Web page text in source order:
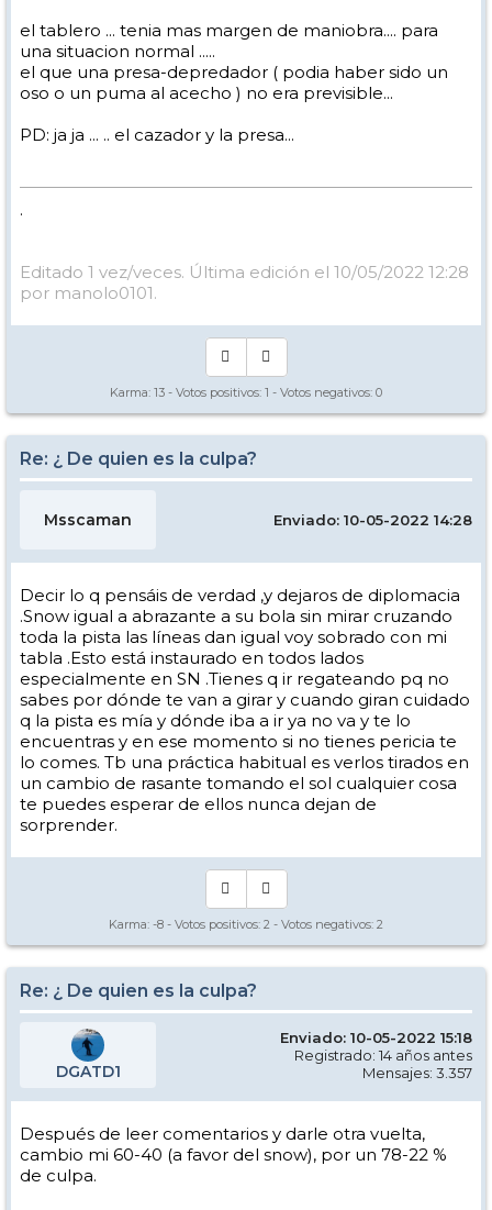
el tablero ... tenia mas margen de maniobra.... para
una situacion normal .....
el que una presa-depredador ( podia haber sido un
oso o un puma al acecho ) no era previsible...
PD: ja ja ... .. el cazador y la presa...
.
Editado 1 vez/veces. Última edición el 10/05/2022 12:28
por manolo0101.
Karma: 13 - Votos positivos: 1 - Votos negativos: 0
Re: ¿ De quien es la culpa?
Msscaman Enviado: 10-05-2022 14:28
Decir lo q pensáis de verdad ,y dejaros de diplomacia
.Snow igual a abrazante a su bola sin mirar cruzando
toda la pista las líneas dan igual voy sobrado con mi
tabla .Esto está instaurado en todos lados
especialmente en SN .Tienes q ir regateando pq no
sabes por dónde te van a girar y cuando giran cuidado
q la pista es mía y dónde iba a ir ya no va y te lo
encuentras y en ese momento si no tienes pericia te
lo comes. Tb una práctica habitual es verlos tirados en
un cambio de rasante tomando el sol cualquier cosa
te puedes esperar de ellos nunca dejan de
sorprender.
Karma: -8 - Votos positivos: 2 - Votos negativos: 2
Re: ¿ De quien es la culpa?
DGATD1
Enviado: 10-05-2022 15:18
Registrado: 14 años antes
Mensajes: 3.357
Después de leer comentarios y darle otra vuelta,
cambio mi 60-40 (a favor del snow), por un 78-22 %
de culpa.